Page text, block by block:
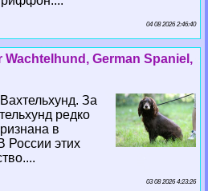
04 08 2026 2:46:40
German Spaniel,
За
редко
в
России этих
03 08 2026 4:23:26